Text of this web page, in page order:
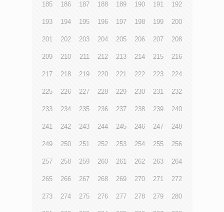
185 186 187 188 189 190 191 192
193 194 195 196 197 198 199 200
201 202 203 204 205 206 207 208
209 210 211 212 213 214 215 216
217 218 219 220 221 222 223 224
225 226 227 228 229 230 231 232
233 234 235 236 237 238 239 240
241 242 243 244 245 246 247 248
249 250 251 252 253 254 255 256
257 258 259 260 261 262 263 264
265 266 267 268 269 270 271 272
273 274 275 276 277 278 279 280